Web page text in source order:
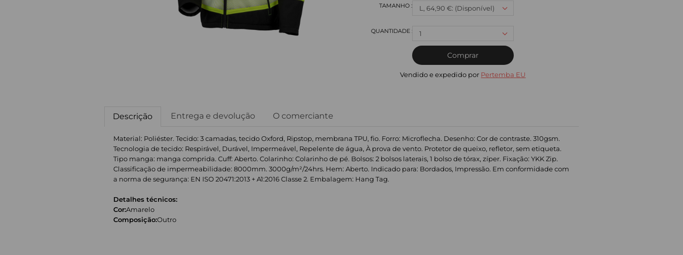
L, 64,90 €: (Disponível)
1
Comprar
Vendido e expedido por Pertemba EU
Descrição Entrega e devolução O comerciante
Material: Poliéster. Tecido: 3 camadas, tecido Oxford, Ripstop, membrana TPU, fio. Forro: Microflecha. Desenho: Cor de contraste. 310gsm.
Tecnologia de tecido: Respirável, Durável, Impermeável, Repelente de água, À prova de vento. Protetor de queixo, refletor, sem etiqueta.
Tipo manga: manga comprida. Cuff: Aberto. Colarinho: Colarinho de pé. Bolsos: 2 bolsos laterais, 1 bolso de tórax, zíper. Fixação: YKK Zip.
Classificação de impermeabilidade: 8000mm. 3000g/m²/24hrs. Hem: Aberto. Indicado para: Bordados, Impressão. Em conformidade com
a norma de segurança: EN ISO 20471:2013 + A1:2016 Classe 2. Embalagem: Hang Tag.
Detalhes técnicos:
Cor:Amarelo
Composição:Outro